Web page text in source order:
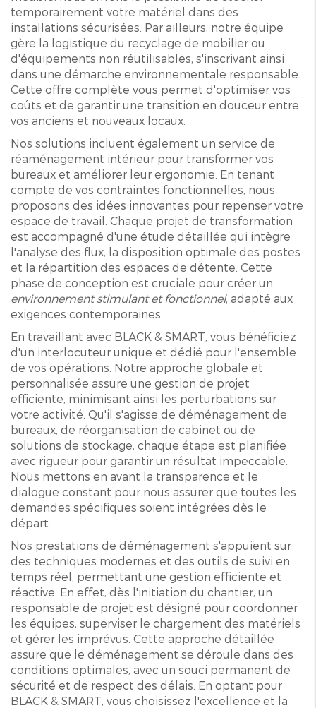
temporairement votre matériel dans des
installations sécurisées. Par ailleurs, notre équipe
gère la logistique du recyclage de mobilier ou
d'équipements non réutilisables, s'inscrivant ainsi
dans une démarche environnementale responsable.
Cette offre complète vous permet d'optimiser vos
coûts et de garantir une transition en douceur entre
vos anciens et nouveaux locaux.
Nos solutions incluent également un service de
réaménagement intérieur pour transformer vos
bureaux et améliorer leur ergonomie. En tenant
compte de vos contraintes fonctionnelles, nous
proposons des idées innovantes pour repenser votre
espace de travail. Chaque projet de transformation
est accompagné d'une étude détaillée qui intègre
l'analyse des flux, la disposition optimale des postes
et la répartition des espaces de détente. Cette
phase de conception est cruciale pour créer un
environnement stimulant et fonctionnel, adapté aux
exigences contemporaines.
En travaillant avec BLACK & SMART, vous bénéficiez
d'un interlocuteur unique et dédié pour l'ensemble
de vos opérations. Notre approche globale et
personnalisée assure une gestion de projet
efficiente, minimisant ainsi les perturbations sur
votre activité. Qu'il s'agisse de déménagement de
bureaux, de réorganisation de cabinet ou de
solutions de stockage, chaque étape est planifiée
avec rigueur pour garantir un résultat impeccable.
Nous mettons en avant la transparence et le
dialogue constant pour nous assurer que toutes les
demandes spécifiques soient intégrées dès le
départ.
Nos prestations de déménagement s'appuient sur
des techniques modernes et des outils de suivi en
temps réel, permettant une gestion efficiente et
réactive. En effet, dès l'initiation du chantier, un
responsable de projet est désigné pour coordonner
les équipes, superviser le chargement des matériels
et gérer les imprévus. Cette approche détaillée
assure que le déménagement se déroule dans des
conditions optimales, avec un souci permanent de
sécurité et de respect des délais. En optant pour
BLACK & SMART, vous choisissez l'excellence et la